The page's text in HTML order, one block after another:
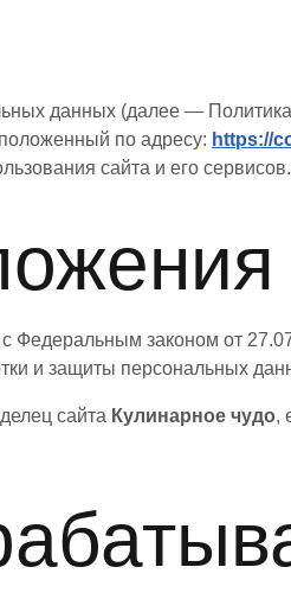
данных (далее —
по адресу: https://
сайта и его сервисов.
с Федеральным законом от
и защиты персональных
сайта Кулинарное чудо,